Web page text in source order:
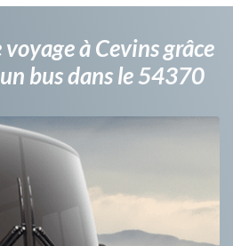
à Cevins grâce
bus dans le 54370